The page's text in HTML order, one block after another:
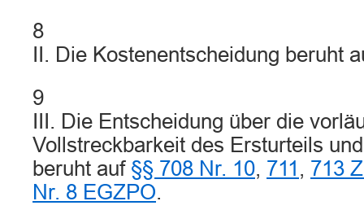
8
II. Die Kostenentscheidung beruht
9
III. Die Entscheidung über die
Vollstreckbarkeit des Ersturteils
beruht auf §§ 708 Nr. 10, 711 , 713
Nr. 8 EGZPO.